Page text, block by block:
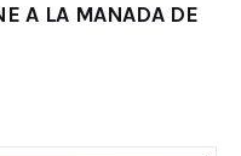
A LA MANADA DE